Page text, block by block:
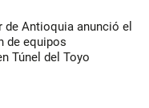
de Antioquia anunció el
de equipos
Túnel del Toyo